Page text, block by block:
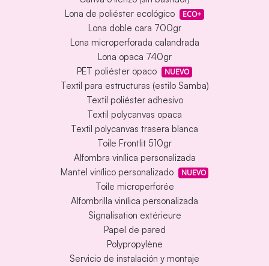
Lona de poliéster ecológico
ECO+
Lona doble cara 700gr
Lona microperforada calandrada
Lona opaca 740gr
PET poliéster opaco
NUEVO
Textil para estructuras (estilo Samba)
Textil poliéster adhesivo
Textil polycanvas opaca
Textil polycanvas trasera blanca
Toile Frontlit 510gr
Alfombra vinílica personalizada
Mantel vinílico personalizado
NUEVO
Toile microperforée
Alfombrilla vinílica personalizada
Signalisation extérieure
Papel de pared
Polypropylène
Servicio de instalación y montaje